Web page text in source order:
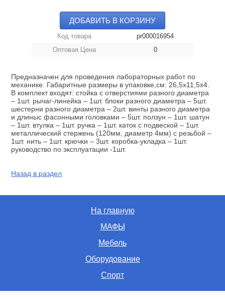
ДОБАВИТЬ В КОРЗИНУ
Код товара
pr000016954
Оптовая Цена
0
Предназначен для проведения лабораторных работ по
механике. Габаритные размеры в упаковке,см: 26,5х11,5х4.
В комплект входят: стойка с отверстиями разного диаметра
– 1шт. рычаг-линейка – 1шт. блоки разного диаметра – 5шт.
шестерни разного диаметра – 2шт. винты разного диаметра
и длиныс фасонными головками – 5шт. ползун – 1шт. шатун
– 1шт. втулка – 1шт. ручка – 1шт. каток с подвеской – 1шт.
металлический стержень (120мм, диаметр 4мм) с резьбой –
1шт. нить – 1шт. крючки – 3шт. коробка-укладка – 1шт.
руководство по эксплуатации -1шт.
Назад в раздел
На главную
МАФЫ
Мебель
Оборудование
Спорт